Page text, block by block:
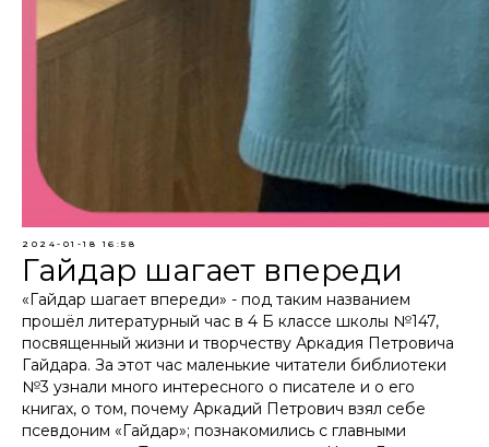
2024-01-18 16:58
Гайдар шагает впереди
«Гайдар шагает впереди» - под таким названием
прошёл литературный час в 4 Б классе школы №147,
посвященный жизни и творчеству Аркадия Петровича
Гайдара. За этот час маленькие читатели библиотеки
№3 узнали много интересного о писателе и о его
книгах, о том, почему Аркадий Петрович взял себе
псевдоним «Гайдар»; познакомились с главными